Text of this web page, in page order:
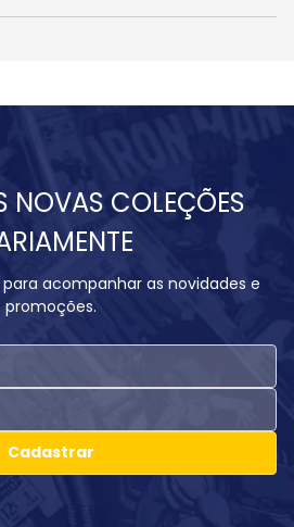
NOVAS COLEÇÕES
acompanhar as novidades e
promoções.
Cadastrar